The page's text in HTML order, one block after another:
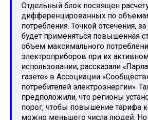
Отдельный блок посвящен
дифференцированных по
потребления. Точкой отсечения,
будет применяться повышенная
объем максимального
электроприборов при их
использовании, рассказали
газете» в Ассоциации
потребителей электроэнергии».
предположили, что регионы
порог, чтобы повышение тарифа
можно меньшего числа людей. Но